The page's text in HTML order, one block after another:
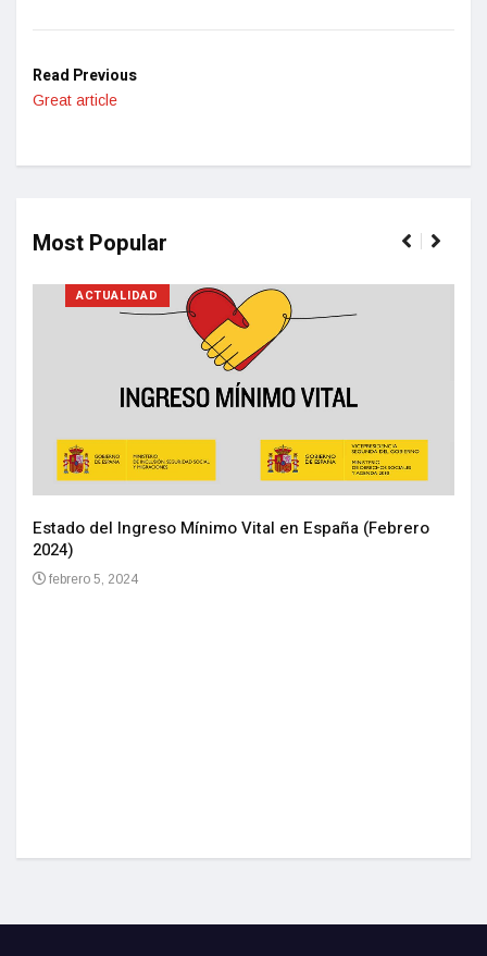
Read Previous
Great article
Most Popular
ACTUALIDAD
Estado del Ingreso Mínimo Vital en España (Febrero
2024)
febrero 5, 2024